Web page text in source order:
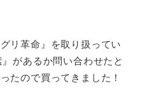
リ革命』を取り扱ってい
があるか問い合わせたと
たので買ってきました！